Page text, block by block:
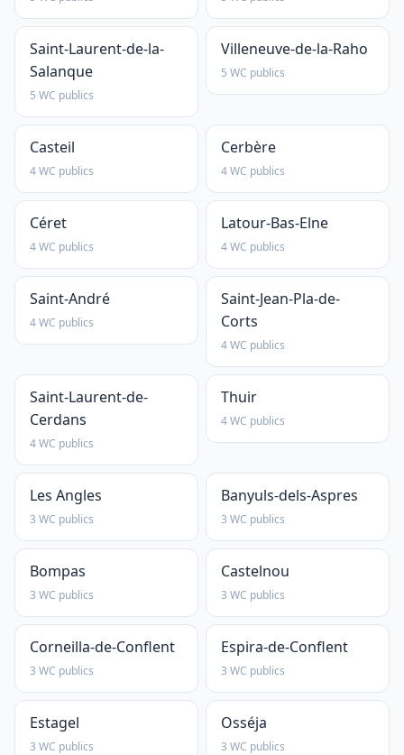
Saint-Laurent-de-la-
Salanque
5 WC publics
Villeneuve-de-la-Raho
5 WC publics
Casteil
4 WC publics
Cerbère
4 WC publics
Céret
4 WC publics
Latour-Bas-Elne
4 WC publics
Saint-André
4 WC publics
Saint-Jean-Pla-de-
Corts
4 WC publics
Saint-Laurent-de-
Cerdans
4 WC publics
Thuir
4 WC publics
Les Angles
3 WC publics
Banyuls-dels-Aspres
3 WC publics
Bompas
3 WC publics
Castelnou
3 WC publics
Corneilla-de-Conflent
3 WC publics
Espira-de-Conflent
3 WC publics
Estagel
3 WC publics
Osséja
3 WC publics